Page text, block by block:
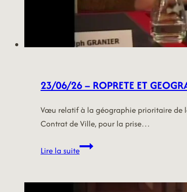
23/06/26 – ROPRETE ET
Vœu relatif à la géographie prioritaire de
Contrat de Ville, pour la prise…
Lire la suite23/06/26